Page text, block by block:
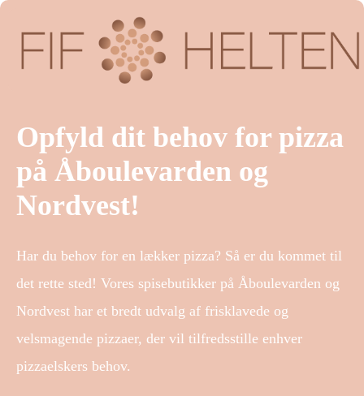
Opfyld dit behov for pizza
på Åboulevarden og
Nordvest!
Har du behov for en lækker pizza? Så er du kommet til
det rette sted! Vores spisebutikker på Åboulevarden og
Nordvest har et bredt udvalg af frisklavede og
velsmagende pizzaer, der vil tilfredsstille enhver
pizzaelskers behov.